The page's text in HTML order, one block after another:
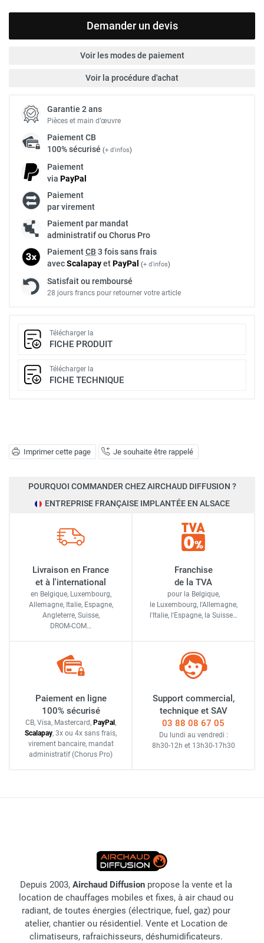
Imprimer cette page Je souhaite être rappelé
Demander un devis
Voir les modes de paiement
Voir la procédure d'achat
Garantie 2 ans
Pièces et main d’œuvre
PaiementCB
100% sécurisé (+ d'infos)
Paiement
via PayPal
Paiement
par virement
Paiement par mandat
administratif ou Chorus Pro
PaiementCB 3 fois sans frais
avecScalapayetPayPal (+ d'infos)
Satisfait ou remboursé
28 jours francs pour retourner votre article
Télécharger la
FICHE PRODUIT
Télécharger la
FICHE TECHNIQUE
POURQUOI COMMANDER CHEZ AIRCHAUD DIFFUSION ?
ENTREPRISE FRANÇAISE IMPLANTÉE EN ALSACE
Livraison en France
et à l'international
en Belgique, Luxembourg,
Allemagne, Italie, Espagne,
Angleterre, Suisse,
DROM-COM…
Franchise
de la TVA
pour la Belgique,
le Luxembourg, l'Allemagne,
l'Italie, l'Espagne, la Suisse…
Paiement en ligne
100% sécurisé
CB, Visa, Mastercard, PayPal ,
Scalapay, 3x ou 4x sans frais,
virement bancaire, mandat
administratif (Chorus Pro)
Support commercial,
technique et SAV
03 88 08 67 05
Du lundi au vendredi :
8h30-12h et 13h30-17h30
Depuis 2003, Airchaud Diffusion propose la vente et la
location de chauffages mobiles et fixes, à air chaud ou
radiant, de toutes énergies (électrique, fuel, gaz) pour
atelier, chantier ou résidentiel. Vente et Location de
climatiseurs, rafraichisseurs, déshumidificateurs.